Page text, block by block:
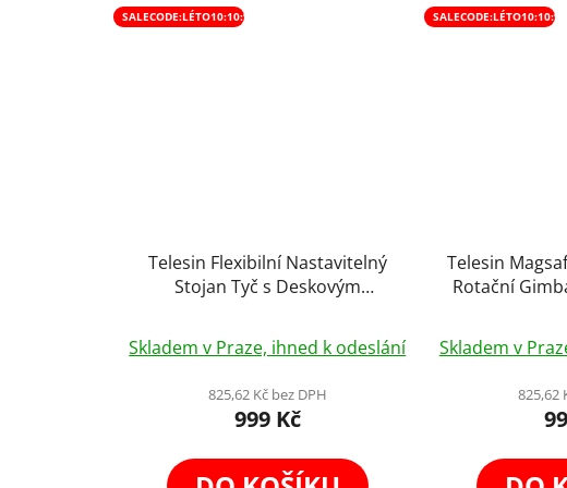
SALECODE:LÉTO10:10:%
Telesin Flexibilní Nastavitelný
Stojan Tyč s Deskovým
Držákem na Telefon Flat Lay
hodnocení
produktu
je
z
Skladem v Praze, ihned k odeslání
825,62 Kč bez DPH
999 Kč
SALECODE:LÉTO10:10:%
Telesin
Rotační
Skladem v
825,62